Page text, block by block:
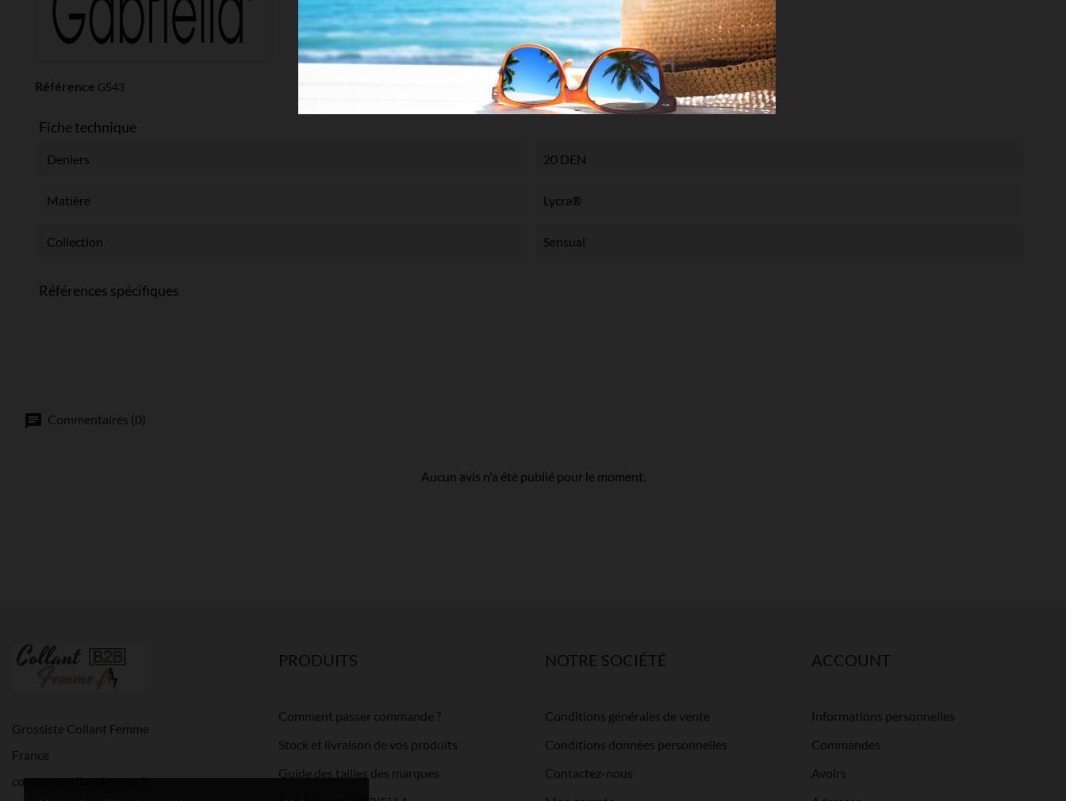
Référence G543
Fiche technique
Deniers 20 DEN
Matière Lycra®
Collection Sensual
Références spécifiques
Commentaires (0)
Aucun avis n'a été publié pour le moment.
Grossiste Collant Femme
France
contact@collantfemme.fr
PRODUITS
Comment passer commande ?
Stock et livraison de vos produits
Guide des tailles des marques
NOTRE SOCIÉTÉ
Conditions générales de vente
Conditions données personnelles
Contactez-nous
ACCOUNT
Informations personnelles
Commandes
Avoirs